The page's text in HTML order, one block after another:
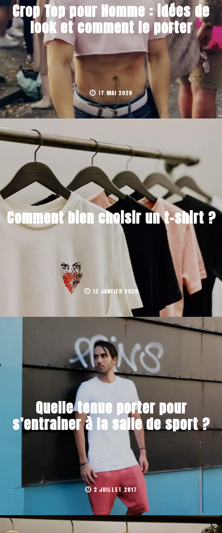
Crop Top pour Homme : idées de
look et comment le porter
17 MAI 2020
Comment bien choisir un t-shirt ?
12 JANVIER 2020
Quelle tenue porter pour
s’entrainer à la salle de sport ?
2 JUILLET 2017